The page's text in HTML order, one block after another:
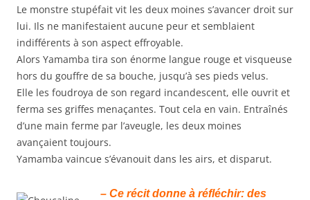
Le monstre stupéfait vit les deux moines s’avancer droit sur
lui. Ils ne manifestaient aucune peur et semblaient
indifférents à son aspect effroyable.
Alors Yamamba tira son énorme langue rouge et visqueuse
hors du gouffre de sa bouche, jusqu’à ses pieds velus.
Elle les foudroya de son regard incandescent, elle ouvrit et
ferma ses griffes menaçantes. Tout cela en vain. Entraînés
d’une main ferme par l’aveugle, les deux moines
avançaient toujours.
Yamamba vaincue s’évanouit dans les airs, et disparut.
– Ce récit donne à réfléchir: des